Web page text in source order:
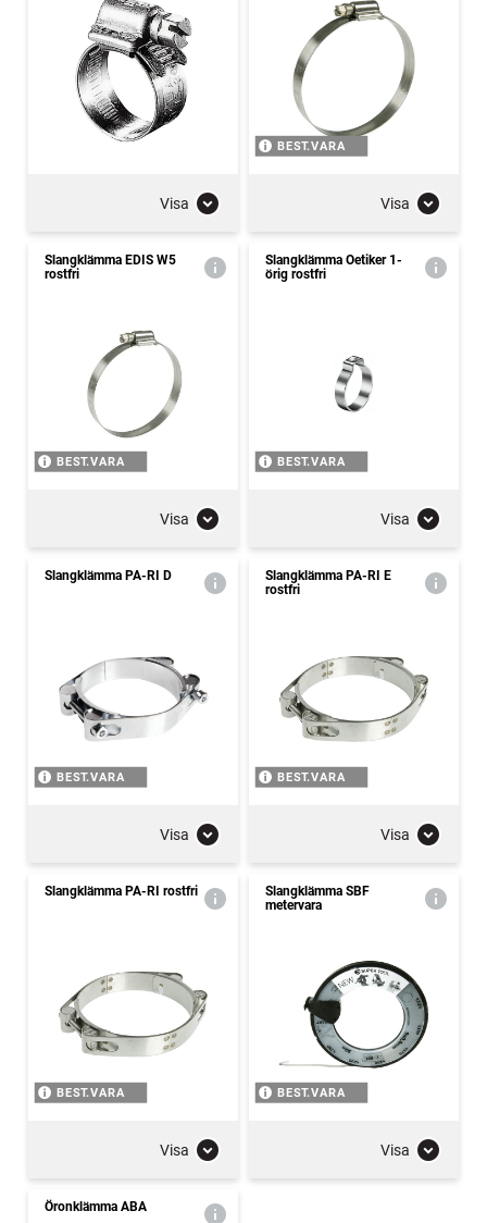
Visa
BEST.VARA
Visa
Slangklämma EDIS W5
rostfri
BEST.VARA
Visa
Slangklämma Oetiker 1-
örig rostfri
BEST.VARA
Visa
Slangklämma PA-RI D
BEST.VARA
Visa
Slangklämma PA-RI E
rostfri
BEST.VARA
Visa
Slangklämma PA-RI rostfri
BEST.VARA
Visa
Slangklämma SBF
metervara
BEST.VARA
Visa
Öronklämma ABA